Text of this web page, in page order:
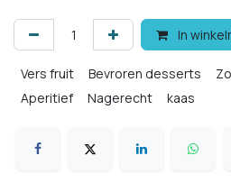
In
Vers fruit Bevroren desserts
Aperitief
Nagerecht kaas